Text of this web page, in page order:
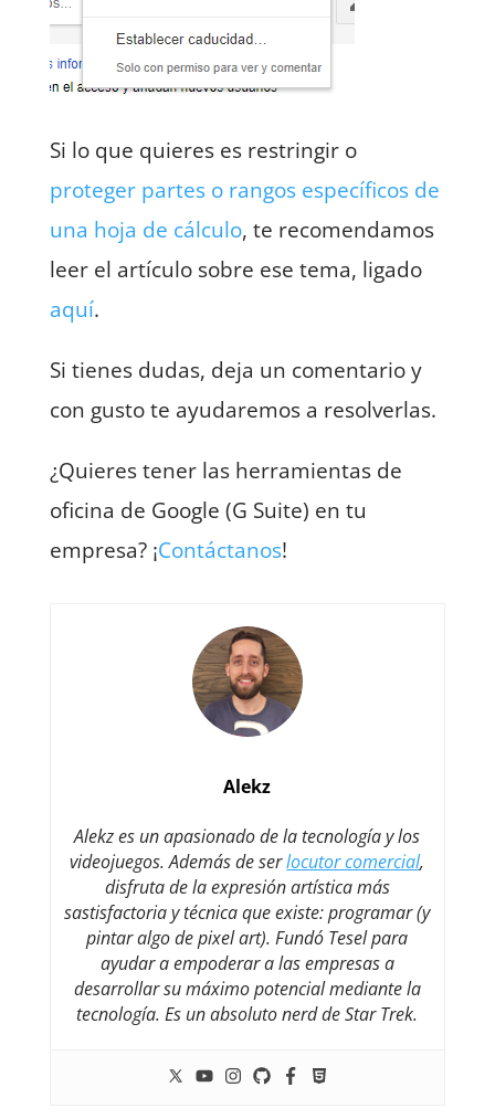
Si lo que quieres es restringir o
proteger partes o rangos específicos de
una hoja de cálculo, te recomendamos
leer el artículo sobre ese tema, ligado
aquí.
Si tienes dudas, deja un comentario y
con gusto te ayudaremos a resolverlas.
¿Quieres tener las herramientas de
oficina de Google (G Suite) en tu
empresa? ¡Contáctanos!
Alekz
Alekz es un apasionado de la tecnología y los
videojuegos. Además de serlocutor comercial,
disfruta de la expresión artística más
sastisfactoria y técnica que existe: programar (y
pintar algo de pixel art). Fundó Tesel para
ayudar a empoderar a las empresas a
desarrollar su máximo potencial mediante la
tecnología. Es un absoluto nerd de Star Trek.